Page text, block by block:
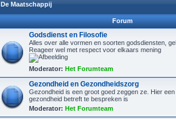
De Maatschappij
Forum
Godsdienst en Filosofie
Alles over alle vormen en soorten godsdiensten,
Reageer wel met respect voor elkaars mening
Moderator: Het Forumteam
Gezondheid en Gezondheidszorg
Gezondheid is een groot goed zeggen ze. Hier
gezondheid betreft te bespreken is
Moderator: Het Forumteam